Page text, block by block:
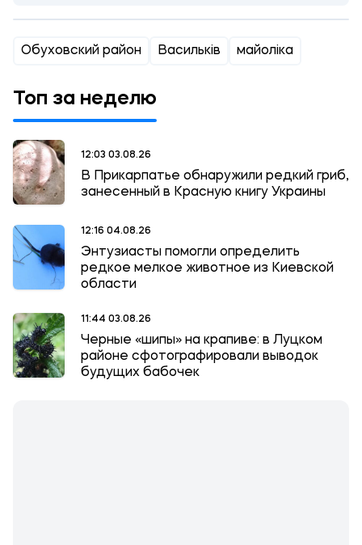
Обуховский район Васильків майоліка
Топ за неделю
12:03 03.08.26
В Прикарпатье обнаружили редкий гриб,
занесенный в Красную книгу Украины
12:16 04.08.26
Энтузиасты помогли определить
редкое мелкое животное из Киевской
области
11:44 03.08.26
Черные «шипы» на крапиве: в Луцком
районе сфотографировали выводок
будущих бабочек